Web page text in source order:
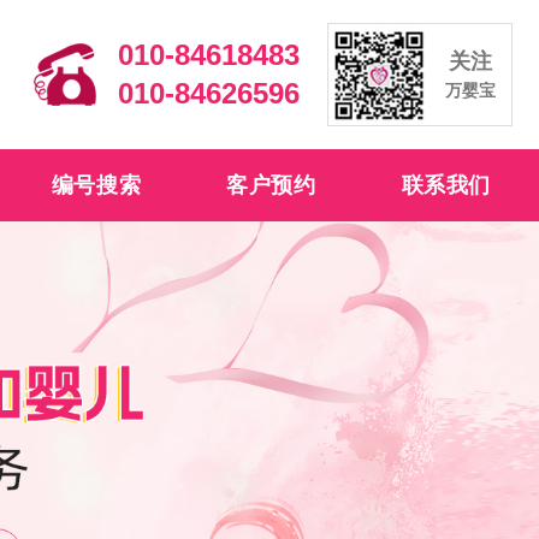
010-84618483
010-84626596
关注
万婴宝
编号搜索 客户预约 联系我们